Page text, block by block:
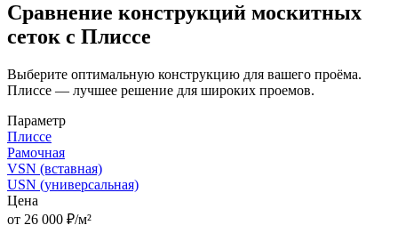
Сравнение конструкций москитных
сеток с Плиссе
Выберите оптимальную конструкцию для вашего проёма.
Плиссе — лучшее решение для широких проемов.
Параметр
Плиссе
Рамочная
VSN (вставная)
USN (универсальная)
Цена
от 26 000 ₽/м²